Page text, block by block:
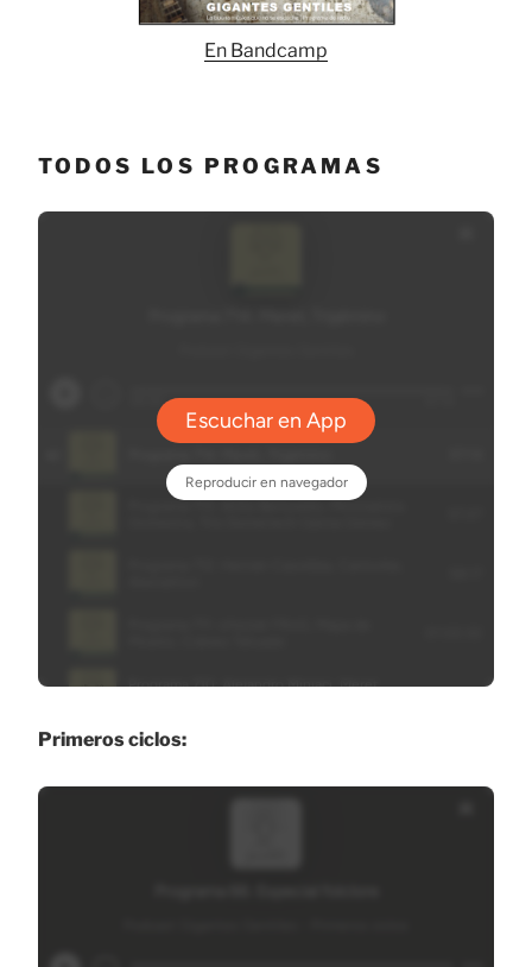
En Bandcamp
TODOS LOS PROGRAMAS
Primeros ciclos: